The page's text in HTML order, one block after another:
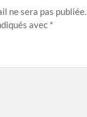
ne sera pas publiée.
avec *